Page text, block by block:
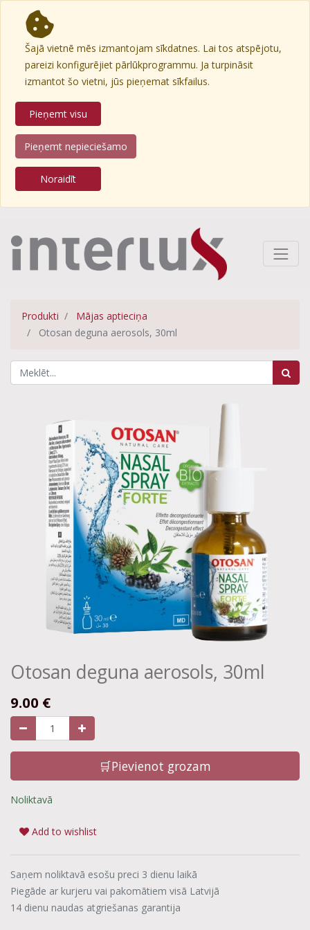
Šajā vietnē mēs izmantojam sīkdatnes. Lai tos atspējotu,
pareizi konfigurējiet pārlūkprogrammu. Ja turpināsit
izmantot šo vietni, jūs pieņemat sīkfailus.
Pieņemt visu
Pieņemt nepieciešamo
Noraidīt
Produkti
Mājas aptieciņa
Otosan deguna aerosols, 30ml
Otosan deguna aerosols, 30ml
9.00 €
🛒Pievienot grozam
Noliktavā
Add to wishlist
Saņem noliktavā esošu preci 3 dienu laikā
Piegāde ar kurjeru vai pakomātiem visā Latvijā
14 dienu naudas atgriešanas garantija